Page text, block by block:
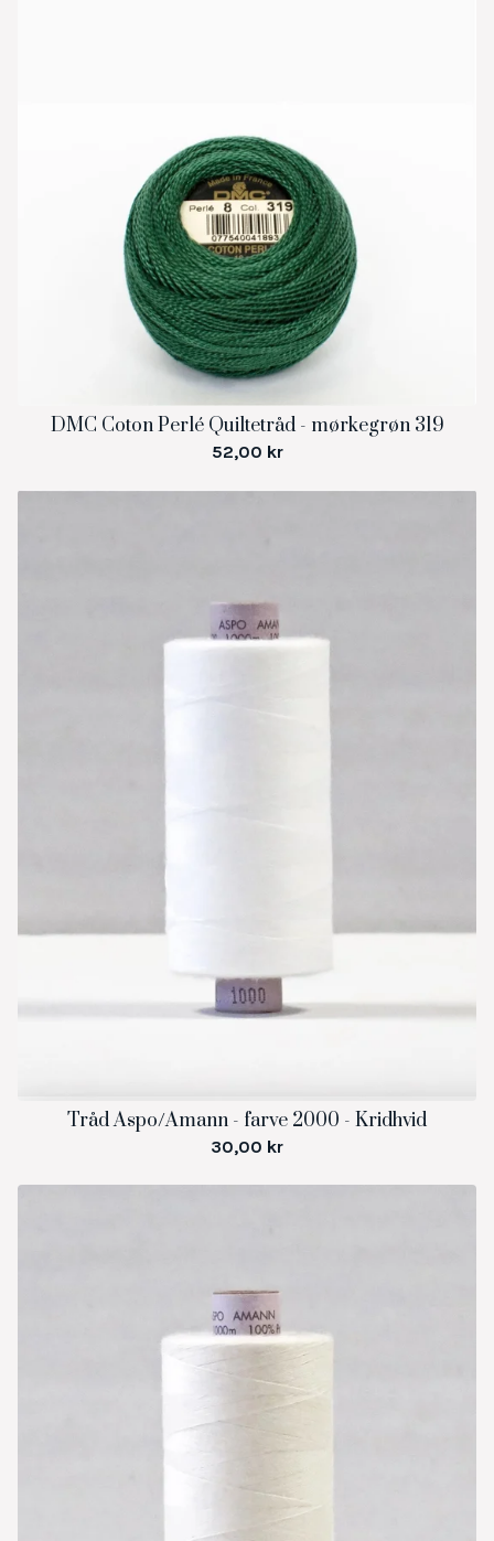
DMC Coton Perlé Quiltetråd - mørkegrøn 319
52,00 kr
Tråd Aspo/Amann - farve 2000 - Kridhvid
30,00 kr